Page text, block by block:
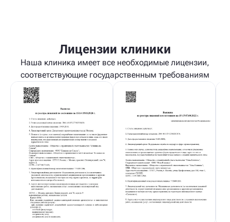
Лицензии клиники
Наша клиника имеет все необходимые лицензии,
соответствующие государственным требованиям